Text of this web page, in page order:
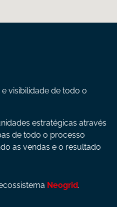
visibilidade de todo o
estratégicas através
de todo o processo
as vendas e o resultado
Neogrid.